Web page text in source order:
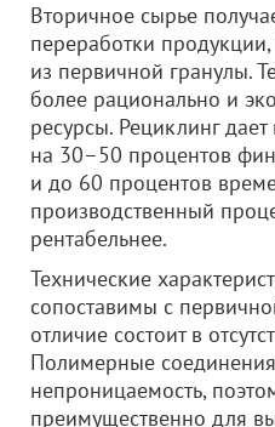
Вторичное сырье
переработки
из первичной гранулы.
более рационально и
ресурсы. Рециклинг
на 30–50 процентов
и до 60 процентов
производственный
рентабельнее.
Технические
сопоставимы с
отличие состоит в
Полимерные
непроницаемость,
преимущественно для